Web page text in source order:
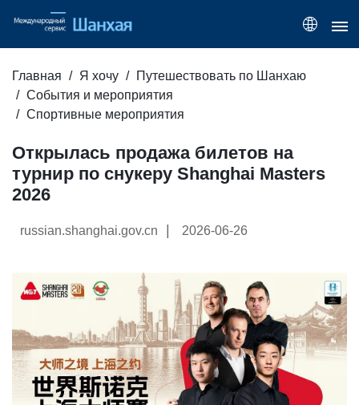
Главная Я хочу
Путешествовать по Шанхаю
События и мероприятия
Спортивные мероприятия
Открылась продажа билетов на
турнир по снукеру Shanghai Masters
2026
russian.shanghai.gov.cn 2026-06-26